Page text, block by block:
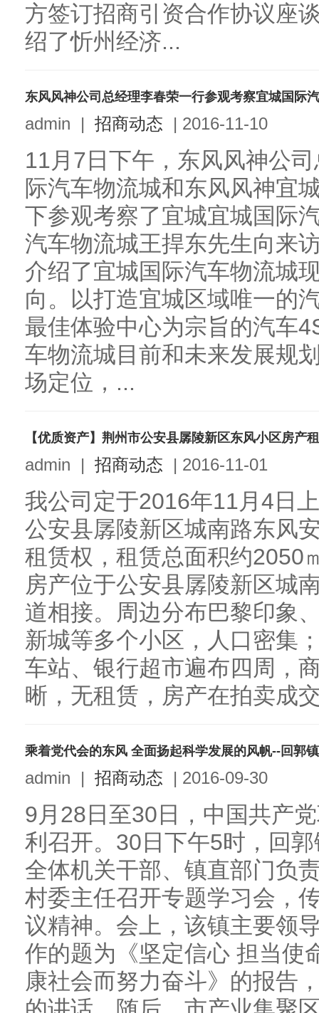
方签订招商引资合作协议座
绍了忻州经济...
东风风神公司总经理李春荣一行参观考察宜城国际
admin | 招商动态 | 2016-11-10
11月7日下午，东风风神公
际汽车物流城和东风风神宜
下参观考察了宜城宜城国际
汽车物流城王捍东先生向来
介绍了宜城国际汽车物流城
向。以打造宜城区域唯一的
最佳体验中心为宗旨的汽车
车物流城目前和未来发展规
场定位，...
【优质资产】荆州市公安县孱陵新区东风小区房产
admin | 招商动态 | 2016-11-01
我公司定于2016年11月4日
公安县孱陵新区城南路东风
租赁权，租赁总面积约2050
房产位于公安县孱陵新区城
道相接。周边分布巴黎印象
新城等多个小区，人口密集
车站、银行超市遍布四周，
晰，无租赁，房产在拍卖成
admin | 招商动态 | 2016-09-30
9月28日至30日，中国共产
利召开。30日下午5时，回
全体机关干部、镇直部门负
村委主任召开专题学习会，
议精神。会上，该镇主要领
作的题为《坚定信心 担当使
康社会而努力奋斗》的报告